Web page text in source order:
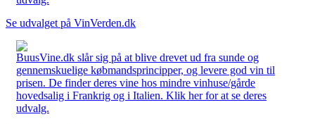
Se udvalget på VinVerden.dk
BuusVine.dk slår sig på at blive drevet ud fra sunde og
gennemskuelige købmandsprincipper, og levere god vin til
prisen. De finder deres vine hos mindre vinhuse/gårde
hovedsalig i Frankrig og i Italien. Klik her for at se deres
udvalg.